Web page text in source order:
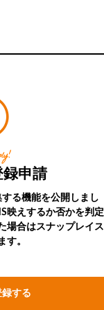
申請
る機能を公開しまし
映えするか否かを判定
場合はスナップレイス
す。
する